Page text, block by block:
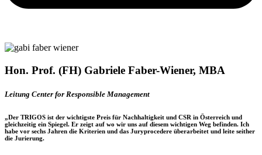
Hon. Prof. (FH) Gabriele Faber-Wiener, MBA​
Leitung Center for Responsible Management
„Der TRIGOS ist der wichtigste Preis für Nachhaltigkeit und CSR in Österreich und
gleichzeitig ein Spiegel. Er zeigt auf wo wir uns auf diesem wichtigen Weg befinden. Ich
habe vor sechs Jahren die Kriterien und das Juryprocedere überarbeitet und leite seither
die Jurierung.